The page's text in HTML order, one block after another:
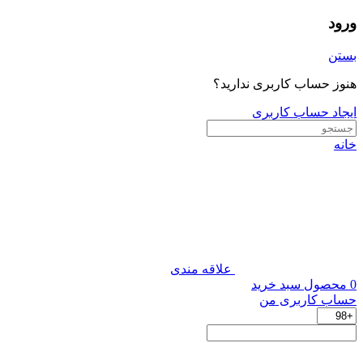
ورود
بستن
هنوز حساب کاربری ندارید؟
ایجاد حساب کاربری
خانه
علاقه مندی
0 محصول سبد خرید
حساب کاربری من